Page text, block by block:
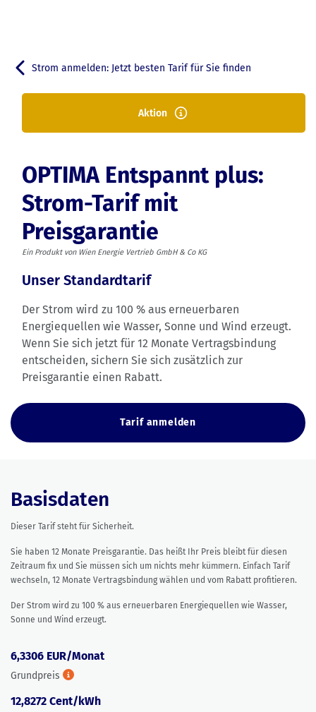
Zurück zu
Strom anmelden: Jetzt besten Tarif für Sie finden
Aktion
OPTIMA Entspannt plus:
Strom-Tarif mit
Preisgarantie
Ein Produkt von Wien Energie Vertrieb GmbH & Co KG
Unser Standardtarif
Der Strom wird zu 100 % aus erneuerbaren
Energiequellen wie Wasser, Sonne und Wind erzeugt.
Wenn Sie sich jetzt für 12 Monate Vertragsbindung
entscheiden, sichern Sie sich zusätzlich zur
Preisgarantie einen Rabatt.
Tarif anmelden
Entspannt plus:
Strom-Tarif mit
Preisgarantie
Basisdaten
Dieser Tarif steht für Sicherheit.
Sie haben 12 Monate Preisgarantie. Das heißt Ihr Preis bleibt für diesen
Zeitraum fix und Sie müssen sich um nichts mehr kümmern. Einfach Tarif
wechseln, 12 Monate Vertragsbindung wählen und vom Rabatt profitieren.
Der Strom wird zu 100 % aus erneuerbaren Energiequellen wie Wasser,
Sonne und Wind erzeugt.
6,3306 EUR/Monat
Grundpreis
12,8272 Cent/kWh